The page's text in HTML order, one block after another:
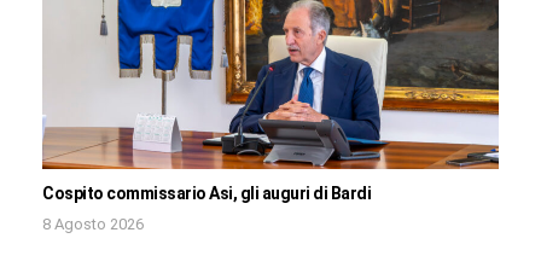
Cospito commissario Asi, gli auguri di Bardi
8 Agosto 2026